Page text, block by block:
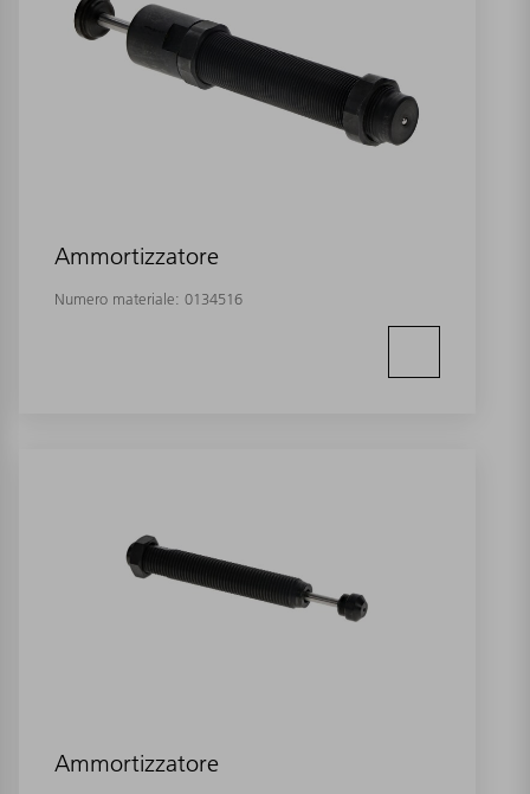
Ammortizzatore
Numero materiale: 0134516
Ammortizzatore